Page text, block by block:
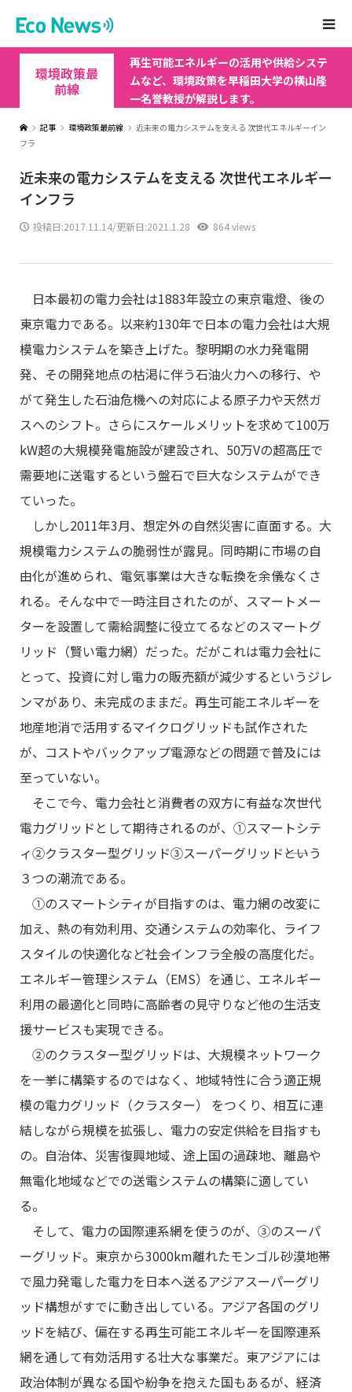
環境政策最
前線
再生可能エネルギーの活用や供給システ
ムなど、環境政策を早稲田大学の横山隆
一名誉教授が解説します。
記事 環境政策最前線
近未来の電力システムを支える 次世代エネルギーイン
フラ
近未来の電力システムを支える 次世代エネルギー
インフラ
投稿日:2017.11.14/更新日:2021.1.28 864 views
日本最初の電力会社は1883年設立の東京電燈、後の
東京電力である。以来約130年で日本の電力会社は大規
模電力システムを築き上げた。黎明期の水力発電開
発、その開発地点の枯渇に伴う石油火力への移行、や
がて発生した石油危機への対応による原子力や天然ガ
スへのシフト。さらにスケールメリットを求めて100万
kW超の大規模発電施設が建設され、50万Vの超高圧で
需要地に送電するという盤石で巨大なシステムができ
ていった。
しかし2011年3月、想定外の自然災害に直面する。大
規模電力システムの脆弱性が露見。同時期に市場の自
由化が進められ、電気事業は大きな転換を余儀なくさ
れる。そんな中で一時注目されたのが、スマートメー
ターを設置して需給調整に役立てるなどのスマートグ
リッド（賢い電力網）だった。だがこれは電力会社に
とって、投資に対し電力の販売額が減少するというジレ
ンマがあり、未完成のままだ。再生可能エネルギーを
地産地消で活用するマイクログリッドも試作された
が、コストやバックアップ電源などの問題で普及には
至っていない。
そこで今、電力会社と消費者の双方に有益な次世代
電力グリッドとして期待されるのが、①スマートシテ
ィ②クラスター型グリッド③スーパーグリッド――という
３つの潮流である。
①のスマートシティが目指すのは、電力網の改変に
加え、熱の有効利用、交通システムの効率化、ライフ
スタイルの快適化など社会インフラ全般の高度化だ。
エネルギー管理システム（EMS）を通じ、エネルギー
利用の最適化と同時に高齢者の見守りなど他の生活支
援サービスも実現できる。
②のクラスター型グリッドは、大規模ネットワーク
を一挙に構築するのではなく、地域特性に合う適正規
模の電力グリッド（クラスター） をつくり、相互に連
結しながら規模を拡張し、電力の安定供給を目指すも
の。自治体、災害復興地域、途上国の過疎地、離島や
無電化地域などでの送電システムの構築に適してい
る。
そして、電力の国際連系網を使うのが、③のスーパ
ーグリッド。東京から3000km離れたモンゴル砂漠地帯
で風力発電した電力を日本へ送るアジアスーパーグリ
ッド構想がすでに動き出している。アジア各国のグリ
ッドを結び、偏在する再生可能エネルギーを国際連系
網を通して有効活用する壮大な事業だ。東アジアには
政治体制が異なる国や紛争を抱えた国もあるが、経済